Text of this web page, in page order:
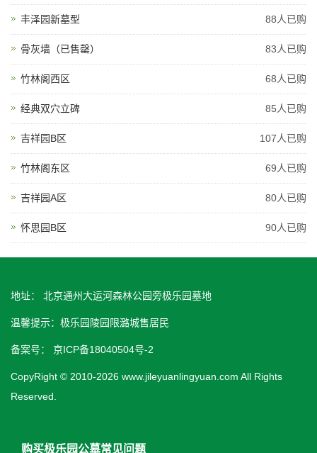
丰泽园新墓型 88人已购
骨灰墙（已售罄） 83人已购
竹林阁西区 68人已购
经典双穴立碑 85人已购
吉祥园B区 107人已购
竹林阁东区 69人已购
吉祥园A区 80人已购
怀思园B区 90人已购
地址： 北京通州大运河森林公园旁极乐园墓地
温馨提示：极乐园陵园限潞城售居民
备案号： 京ICP备18040504号-2
CopyRight © 2010-2026 www.jileyuanlingyuan.com All Rights
Reserved.
购买极乐园公墓常见问题